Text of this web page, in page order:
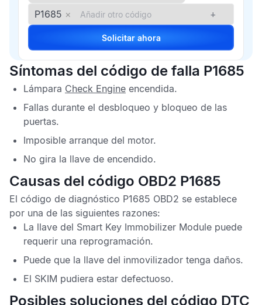
P1685 × +
Solicitar ahora
Síntomas del código de falla P1685
Lámpara Check Engine encendida.
Fallas durante el desbloqueo y bloqueo de las
puertas.
Imposible arranque del motor.
No gira la llave de encendido.
Causas del código OBD2 P1685
El código de diagnóstico P1685 OBD2 se establece
por una de las siguientes razones:
La llave del Smart Key Immobilizer Module puede
requerir una reprogramación.
Puede que la llave del inmovilizador tenga daños.
El SKIM pudiera estar defectuoso.
Posibles soluciones del código DTC